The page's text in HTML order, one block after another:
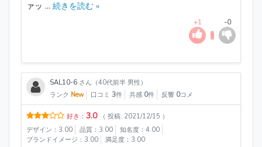
ァッ ... 続きを読む »
+1 -0
SAL10-6 さん（40代前半 男性）
ランク New 口コミ 3件 共感 0件 反響 0コメ
好き： 3.0
（ 投稿: 2021/12/15 ）
デザイン：3.00
品質：3.00
知名度：4.00
ブランドイメージ：3.00
満足度：3.00